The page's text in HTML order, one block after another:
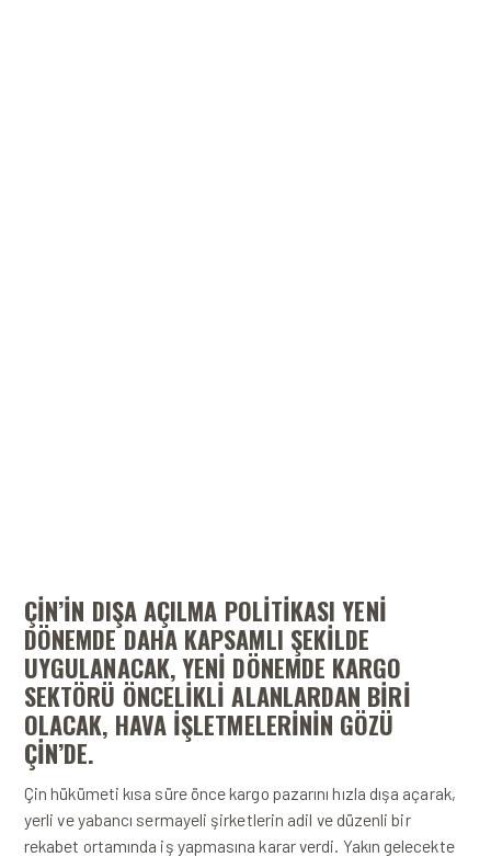
ÇIN’IN DIŞA AÇILMA POLITIKASI YENI
DÖNEMDE DAHA KAPSAMLI ŞEKILDE
UYGULANACAK, YENI DÖNEMDE KARGO
SEKTÖRÜ ÖNCELIKLI ALANLARDAN BIRI
OLACAK, HAVA IŞLETMELERININ GÖZÜ
ÇIN’DE.
Çin hükümeti kısa süre önce kargo pazarını hızla dışa açarak,
yerli ve yabancı sermayeli şirketlerin adil ve düzenli bir
rekabet ortamında iş yapmasına karar verdi. Yakın gelecekte